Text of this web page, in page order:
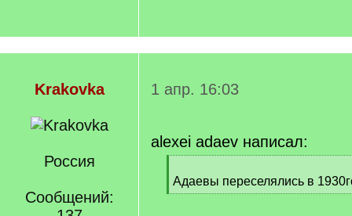
Krakovka
Россия
Сообщений:
1 апр. 16:03
alexei adaev написал:
q
]
Адаевы переселялись в
[